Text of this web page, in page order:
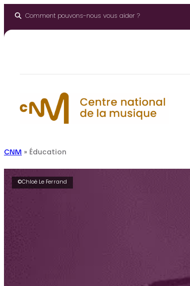
Comment pouvons-nous vous aider ?
CNM » Éducation
©Chloé Le Ferrand